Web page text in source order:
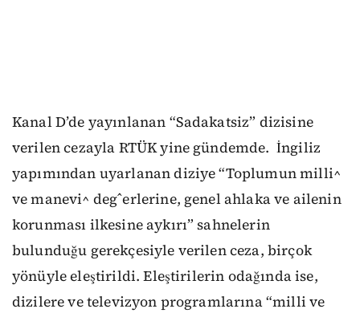
Kanal D’de yayınlanan “Sadakatsiz” dizisine
verilen cezayla RTÜK yine gündemde. İngiliz
yapımından uyarlanan diziye “Toplumun milli^
ve manevi^ degˆerlerine, genel ahlaka ve ailenin
korunması ilkesine aykırı” sahnelerin
bulunduğu gerekçesiyle verilen ceza, birçok
yönüyle eleştirildi. Eleştirilerin odağında ise,
dizilere ve televizyon programlarına “milli ve